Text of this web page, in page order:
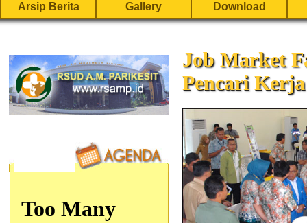
Arsip Berita Gallery Download
Job Market
Pencari Kerja